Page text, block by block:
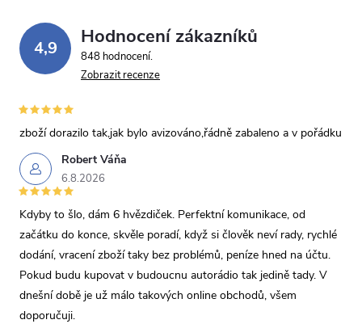
4,9 Hodnocení zákazníků
848 hodnocení
Zobrazit recenze
Robert Váňa
6.8.2026
zboží dorazilo tak,jak bylo avizováno,řádně zabaleno a v pořádku
Kdyby to šlo, dám 6 hvězdiček. Perfektní komunikace, od
začátku do konce, skvěle poradí, když si člověk neví rady, rychlé
dodání, vracení zboží taky bez problémů, peníze hned na účtu.
Pokud budu kupovat v budoucnu autorádio tak jedině tady. V
dnešní době je už málo takových online obchodů, všem
doporučuji.